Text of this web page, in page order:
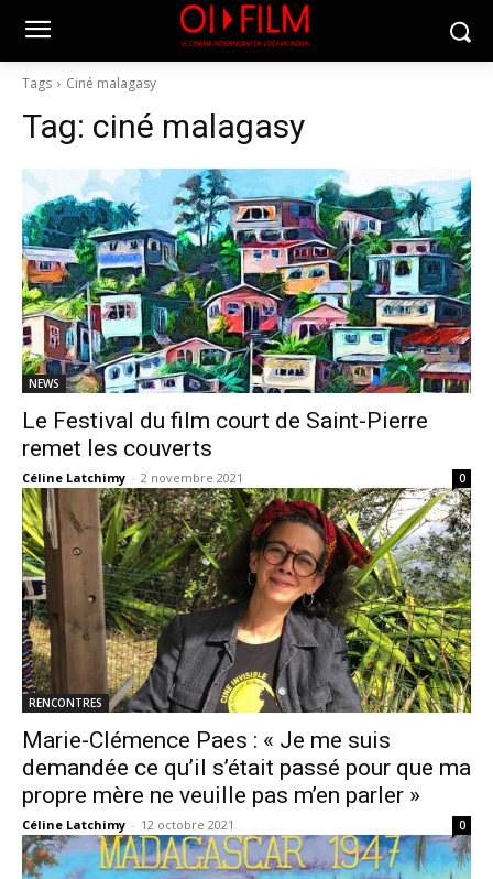
Tags Ciné malagasy
Tag: ciné malagasy
NEWS
Le Festival du film court de Saint-Pierre
remet les couverts
Céline Latchimy - 2 novembre 2021 0
RENCONTRES
Marie-Clémence Paes : « Je me suis
demandée ce qu’il s’était passé pour que ma
propre mère ne veuille pas m’en parler »
Céline Latchimy - 12 octobre 2021 0